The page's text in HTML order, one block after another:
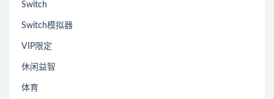
Switch
Switch模拟器
VIP限定
休闲益智
体育